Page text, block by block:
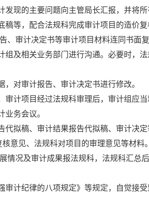
现的主要问题向主管局长汇报，并将
等，配合法规科完成审计项目的造价复
审计决定书等审计项目材料连同书面
及相关业务部门进行沟通。必要时，
对审计报告、审计决定书进行修改。
计项目经过法规科审理后，审计组应
务会议。
拟稿、审计结果报告代拟稿、审计决
意见、法规科对项目的审理意见等材料。
情况及审计成果报法规科，法规科汇总
计纪律的八项规定》等规定，自觉接受